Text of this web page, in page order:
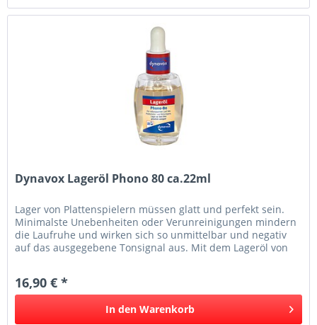
Dynavox Lageröl Phono 80 ca.22ml
Lager von Plattenspielern müssen glatt und perfekt sein.
Minimalste Unebenheiten oder Verunreinigungen mindern
die Laufruhe und wirken sich so unmittelbar und negativ
auf das ausgegebene Tonsignal aus. Mit dem Lageröl von
16,90 € *
In den Warenkorb